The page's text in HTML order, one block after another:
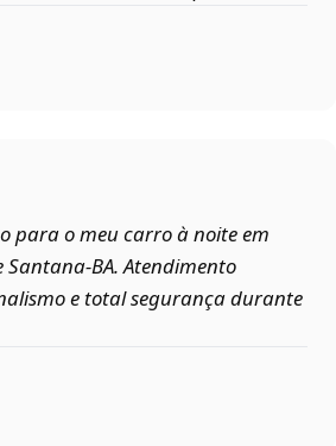
para o meu carro à noite em
Atendimento
e total segurança durante